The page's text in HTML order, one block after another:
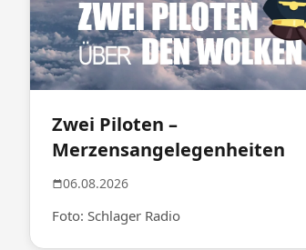
Zwei Piloten –
Merzensangelegenheiten
06.08.2026
Foto: Schlager Radio